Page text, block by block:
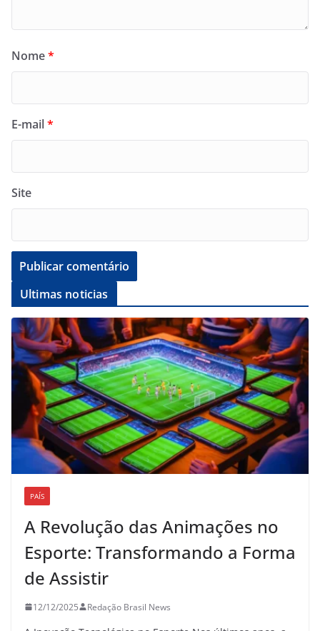
Nome*
E-mail*
Site
Ultimas noticias
PAÍS
A Revolução das Animações no
Esporte: Transformando a Forma
de Assistir
12/12/2025 Redação Brasil News